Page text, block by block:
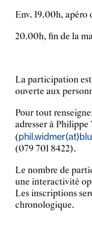
Env. 19.00h,
20.00h, fin de la
La participation
ouverte aux
Pour tout
adresser à
(phil.widmer(at)
(079 701 8422).
Le nombre de
une interactivité
Les inscriptions
chronologique.